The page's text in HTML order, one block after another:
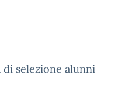
selezione alunni